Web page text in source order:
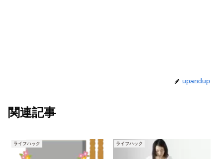
upandup
関連記事
ライフハック ライフハック